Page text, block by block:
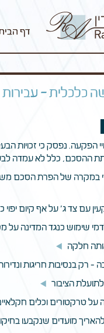
דף
כלכלית –
לפיצויי הפקעה. נפסק כי
ההסכם, כלל לא עמדה
לרמ"י במקרה של הפרת הסכם